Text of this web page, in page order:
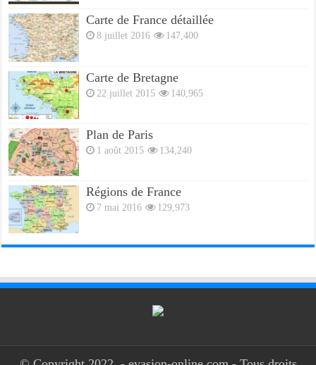
Carte de France détaillée
8 juillet 2016 147,400
Carte de Bretagne
22 juillet 2015 140,965
Plan de Paris
1 août 2015 134,240
Régions de France
7 mai 2016 129,973